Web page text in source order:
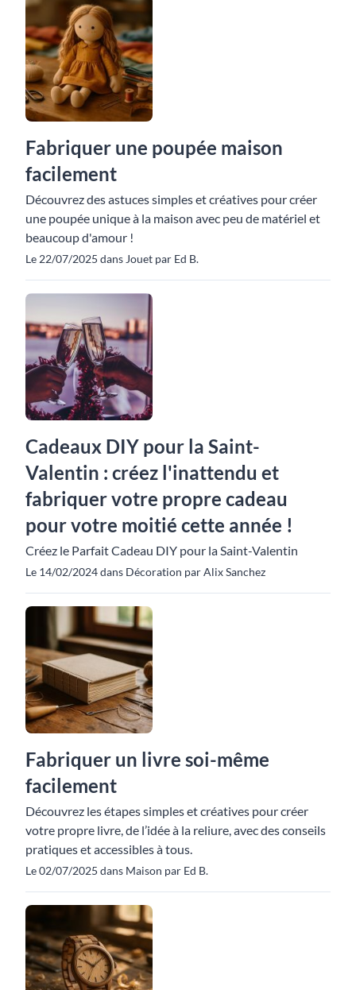
Fabriquer une poupée maison
facilement
Découvrez des astuces simples et créatives pour créer
une poupée unique à la maison avec peu de matériel et
beaucoup d'amour !
Le 22/07/2025 dans Jouet par Ed B.
Cadeaux DIY pour la Saint-
Valentin : créez l'inattendu et
fabriquer votre propre cadeau
pour votre moitié cette année !
Créez le Parfait Cadeau DIY pour la Saint-Valentin
Le 14/02/2024 dans Décoration par Alix Sanchez
Fabriquer un livre soi-même
facilement
Découvrez les étapes simples et créatives pour créer
votre propre livre, de l’idée à la reliure, avec des conseils
pratiques et accessibles à tous.
Le 02/07/2025 dans Maison par Ed B.